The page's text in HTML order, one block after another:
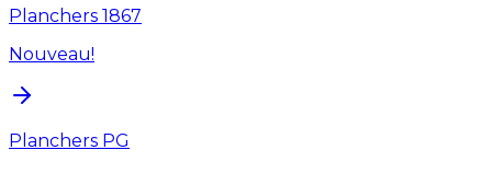
Planchers 1867
Nouveau!
Planchers PG